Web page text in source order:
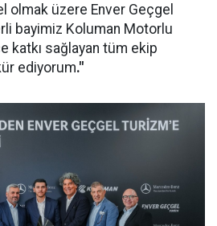
olmak üzere Enver Geçgel
bayimiz Koluman Motorlu
katkı sağlayan tüm ekip
ediyorum."